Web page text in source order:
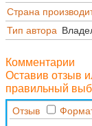
Страна
Тип автора
Комментарии
Оставив отзыв
правильный
Отзыв